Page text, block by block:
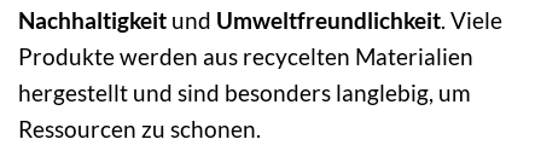
Nachhaltigkeit und Umweltfreundlichkeit. Viele
Produkte werden aus recycelten Materialien
hergestellt und sind besonders langlebig, um
Ressourcen zu schonen.